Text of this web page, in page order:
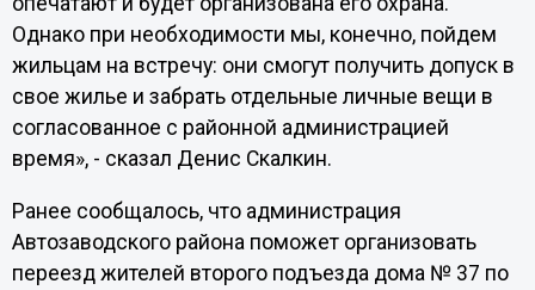
Однако при необходимости мы, конечно, пойдем
жильцам на встречу: они смогут получить допуск в
свое жилье и забрать отдельные личные вещи в
согласованное с районной администрацией
время», - сказал Денис Скалкин.
Ранее сообщалось, что администрация
Автозаводского района поможет организовать
переезд жителей второго подъезда дома № 37 по